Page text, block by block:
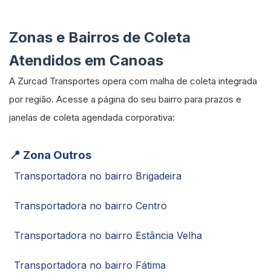
Zonas e Bairros de Coleta
Atendidos em Canoas
A Zurcad Transportes opera com malha de coleta integrada
por região. Acesse a página do seu bairro para prazos e
janelas de coleta agendada corporativa:
📍 Zona Outros
Transportadora no bairro Brigadeira
Transportadora no bairro Centro
Transportadora no bairro Estância Velha
Transportadora no bairro Fátima